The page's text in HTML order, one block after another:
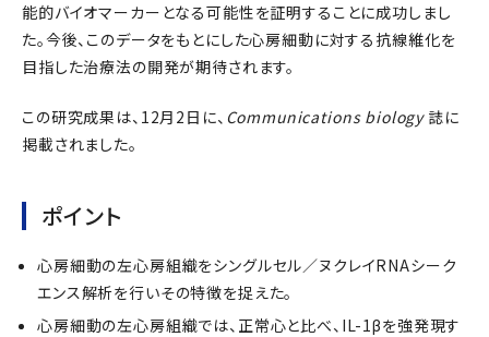
能的バイオマーカーとなる可能性を証明することに成功しまし
た。今後、このデータをもとにした心房細動に対する抗線維化を
目指した治療法の開発が期待されます。
この研究成果は、12月2日に、 Communications biology 誌に
掲載されました。
ポイント
心房細動の左心房組織をシングルセル／ヌクレイRNAシーク
エンス解析を行いその特徴を捉えた。
心房細動の左心房組織では、正常心と比べ、IL-1βを強発現す